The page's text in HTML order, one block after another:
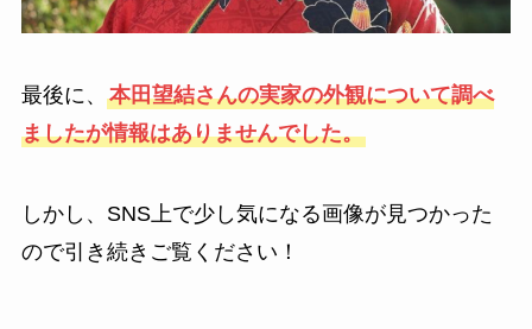
最後に、 本田望結さんの実家の外観について調べ
ましたが情報はありませんでした。
しかし、SNS上で少し気になる画像が見つかった
ので引き続きご覧ください！